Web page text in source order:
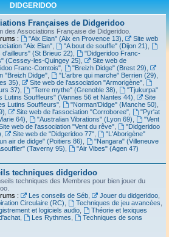
DIDGERIDOO
Françaises de Didgeridoo
des Associations Française de Didgeridoo.
:
"Aix Elan" (Aix en Provence 13)
Site web
"Aix Elan"
"A bout de souffle" (Dijon 21)
d'ailleurs" (St Brieuc 22)
"Didgeridoo Franc-
(Cessey-les-Quingey 25)
Site web de
Franc-Comtois"
"Breizh Didge" (Brest 29)
"Breizh Didge"
"L'arbre qui marche" Berrien (29)
35)
Site web de l'association "Armorigène",
37)
"Terre mythe" (Grenoble 38)
"Tjukurpa"
Lutins Souffleurs" (Vannes 56 et Nantes 44)
Site
Lutins Souffleurs"
"Norman'Didge" (Manche 50)
Site web de l'association "Corroboree",
"Pyr'at
64)
"Australian Vibrations" (Lyon 69)
"Vent
web de l'association "Vent du rêve",
"Didgeridoo
Site web de "Didgeridoo 77",
"L'Aborigène"
air de didge" (Poitiers 86)
"Nangara" (Villeneuve
(Taverny 95)
"Air Vibes" (Agen 47)
techniques didgeridoo
techniques des Membres pour bien jouer du
:
Les conseils de Séb, Jouer du didgeridoo,
Circulaire (RC)
Techniques de jeu avancées
et logiciels audio,
Théorie et lexiques
, Les Rythmes
Techniques de sons